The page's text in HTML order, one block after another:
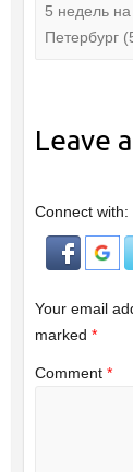
5 недель
Петербург
Leave
Connect with:
Your email
marked *
Comment *